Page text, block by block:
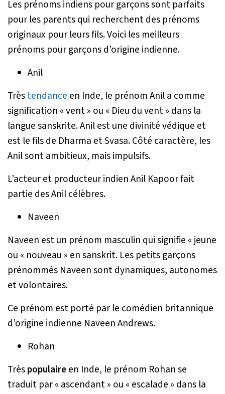
Les prénoms indiens pour garçons sont parfaits
pour les parents qui recherchent des prénoms
originaux pour leurs fils. Voici les meilleurs
prénoms pour garçons d’origine indienne.
Anil
Trèstendance en Inde, le prénom Anil a comme
signification « vent » ou « Dieu du vent » dans la
langue sanskrite. Anil est une divinité védique et
est le fils de Dharma et Svasa. Côté caractère, les
Anil sont ambitieux, mais impulsifs.
L’acteur et producteur indien Anil Kapoor fait
partie des Anil célèbres.
Naveen
Naveen est un prénom masculin qui signifie « jeune
ou « nouveau » en sanskrit. Les petits garçons
prénommés Naveen sont dynamiques, autonomes
et volontaires.
Ce prénom est porté par le comédien britannique
d’origine indienne Naveen Andrews.
Rohan
Trèspopulaireen Inde, le prénom Rohan se
traduit par « ascendant » ou « escalade » dans la